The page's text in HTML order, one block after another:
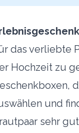
das verliebte
Hochzeit zu
und
sehr